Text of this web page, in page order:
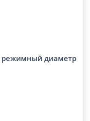
режимный диаметр